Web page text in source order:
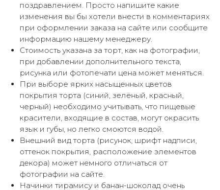
поздравлением. Просто напишите какие
изменения вы бы хотели внести в комментариях
при оформлении заказа на сайте или сообщите
информацию нашему менеджеру.
Стоимость указана за торт, как на фотографии,
при добавлении дополнительного текста,
рисунка или фотопечати цена может меняться.
При выборе ярких насыщенных цветов
покрытия торта (синий, зелёный, красный,
черный) необходимо учитывать, что пищевые
красители, входящие в состав, могут окрасить
язык и губы, но легко смоются водой.
Внешний вид торта (рисунок, шрифт надписи,
оттенок покрытия, расположение элементов
декора) может немного отличаться от
фотографии на сайте.
Начинки тирамису и банан-шоколад очень